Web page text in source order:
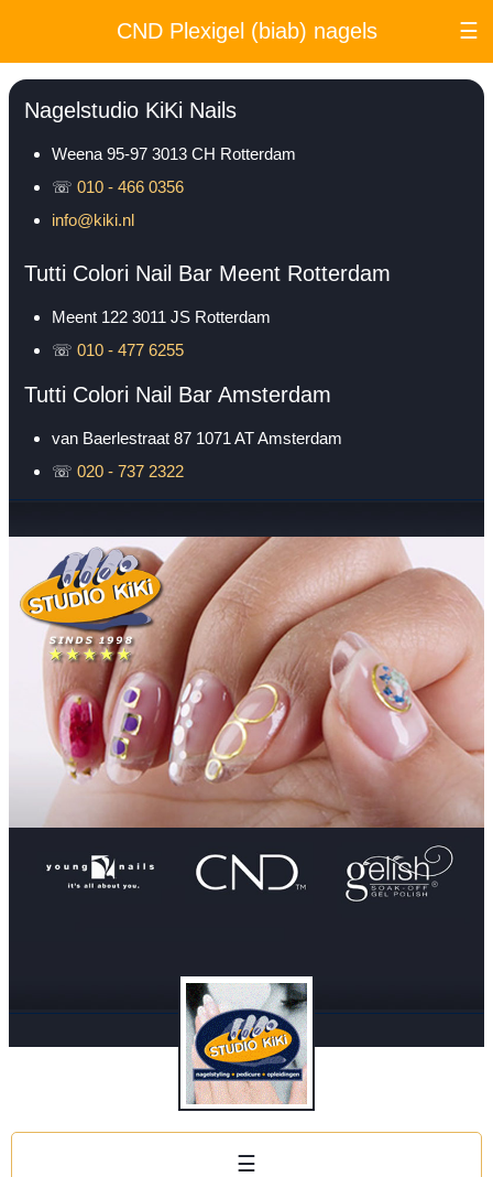
CND Plexigel (biab) nagels ☰
Nagelstudio KiKi Nails
Weena 95-97 3013 CH Rotterdam
☏010 - 466 0356
info@kiki.nl
Tutti Colori Nail Bar Meent Rotterdam
Meent 122 3011 JS Rotterdam
☏010 - 477 6255
Tutti Colori Nail Bar Amsterdam
van Baerlestraat 87 1071 ATAmsterdam
☏020 - 737 2322
☰